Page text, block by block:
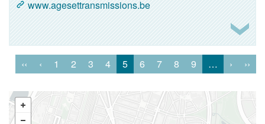
www.agesettransmissions.be
‹‹ ‹ 1 2 3 4 5 6 7 8 9 … › ››